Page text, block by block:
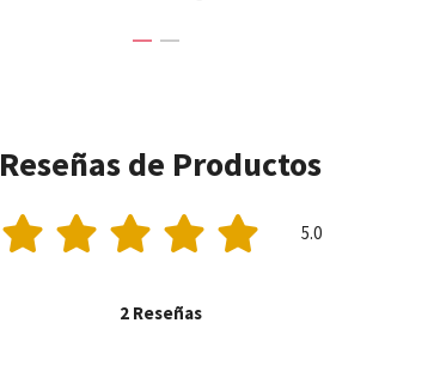
Reseñas de Productos
5.0
2 Reseñas